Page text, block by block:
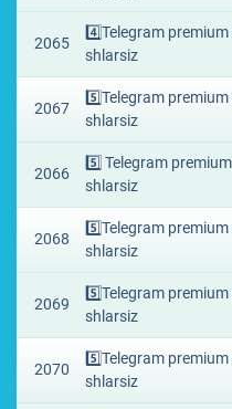
2065
4️⃣Telegram
shlarsiz
2067
5️⃣Telegram
shlarsiz
2066
5️⃣ Telegram
shlarsiz
2068
5️⃣Telegram
shlarsiz
2069
5️⃣Telegram
shlarsiz
2070
5️⃣Telegram
shlarsiz